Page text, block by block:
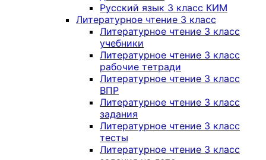
Русский язык 3 класс КИМ
Литературное чтение 3 класс
Литературное чтение 3 класс
учебники
Литературное чтение 3 класс
рабочие тетради
Литературное чтение 3 класс
ВПР
Литературное чтение 3 класс
задания
Литературное чтение 3 класс
тесты
Литературное чтение 3 класс